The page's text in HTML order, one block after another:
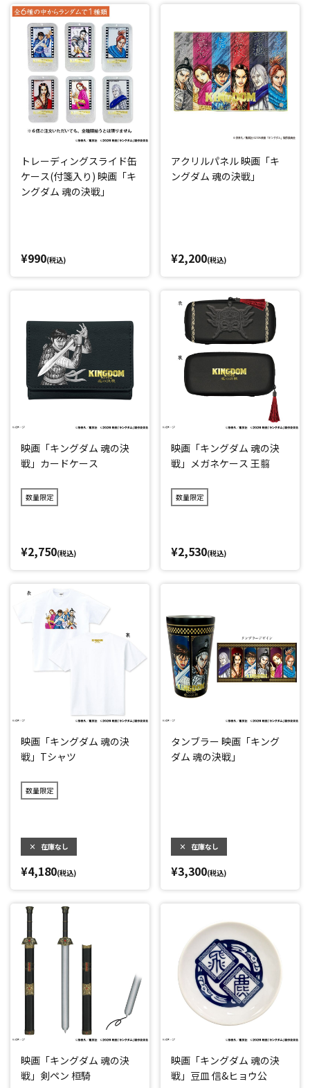
トレーディングスライド缶
ケース(付箋入り) 映画「キ
ングダム 魂の決戦」
¥990(税込)
アクリルパネル 映画「キ
ングダム 魂の決戦」
¥2,200(税込)
映画「キングダム 魂の決
戦」カードケース
数量限定
¥2,750(税込)
映画「キングダム 魂の決
戦」メガネケース 王翦
数量限定
¥2,530(税込)
映画「キングダム 魂の決
戦」Tシャツ
数量限定
× 在庫なし
¥4,180(税込)
タンブラー 映画「キング
ダム 魂の決戦」
× 在庫なし
¥3,300(税込)
映画「キングダム 魂の決
戦」剣ペン 桓騎
映画「キングダム 魂の決
戦」豆皿 信&ヒョウ公